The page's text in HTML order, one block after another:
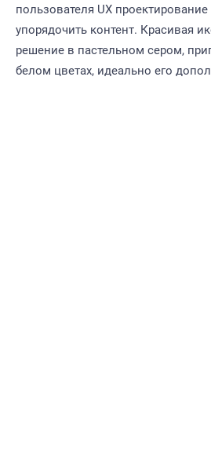
пользователя UX
упорядочить контент. Красивая
решение в пастельном сером,
белом цветах, идеально его